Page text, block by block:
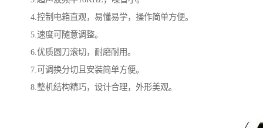
4.控制电箱直观，易懂易学，操作简单方便。
5.速度可随意调整。
6.优质圆刀滚切，耐磨耐用。
7.可调换分切且安装简单方便。
8.整机结构精巧，设计合理，外形美观。